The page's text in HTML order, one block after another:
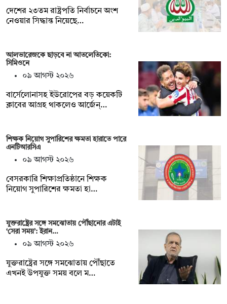
দেশের ২৩তম রাষ্ট্রপতি নির্বাচনে অংশ
নেওয়ার সিদ্ধান্ত নিয়েছে…
আলভারেজকে ছাড়বে না আতলেতিকো:
সিমিওনে
০৯ আগস্ট ২০২৬
বার্সেলোনাসহ ইউরোপের বড় কয়েকটি
ক্লাবের আগ্রহ থাকলেও আর্জেন্…
শিক্ষক নিয়োগ সুপারিশের ক্ষমতা হারাতে পারে
এনটিআরসিএ
০৯ আগস্ট ২০২৬
বেসরকারি শিক্ষাপ্রতিষ্ঠানে শিক্ষক
নিয়োগ সুপারিশের ক্ষমতা হা…
যুক্তরাষ্ট্রের সঙ্গে সমঝোতায় পৌঁছানোর এটাই
‘সেরা সময়’: ইরান…
০৯ আগস্ট ২০২৬
যুক্তরাষ্ট্রের সঙ্গে সমঝোতায় পৌঁছাতে
এখনই উপযুক্ত সময় বলে ম…